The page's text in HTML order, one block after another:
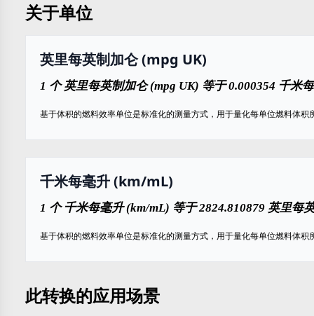
关于单位
英里每英制加仑 (mpg UK)
1 个 英里每英制加仑 (mpg UK) 等于 0.000354 千米
基于体积的燃料效率单位是标准化的测量方式，用于量化每单位燃料体积
千米每毫升 (km/mL)
1 个 千米每毫升 (km/mL) 等于 2824.810879 英里每
基于体积的燃料效率单位是标准化的测量方式，用于量化每单位燃料体积
此转换的应用场景